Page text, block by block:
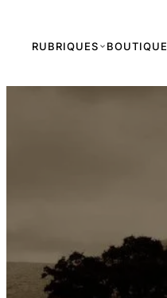
RUBRIQUES BOUTIQUE